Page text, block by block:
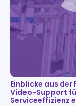
Einblicke aus
Video-Support
Serviceeffizienz